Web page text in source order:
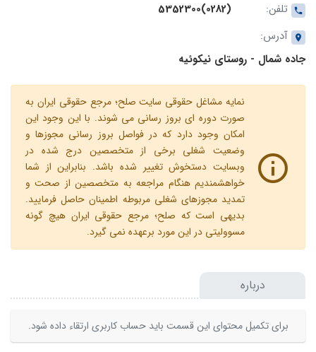
تلفن:
(0282)5352300
آدرس:
جاده شمال - روستای نیکوئیه
نمایه مشاغل حقوقی سایت صلح؛ مرجع حقوقی ایران به
صورت دوره ای بروز رسانی می شوند. با این وجود این
امکان وجود دارد که در فواصل بروز رسانی مجوزها و
وضعیت شغلی برخی از متخصصین درج شده در
وبسایت دستخوش تغییر شده باشد. بنابراین از شما
خواهشمندیم هنگام مراجعه به متخصصین از صحت و
تمدید مجوزهای شغلی مربوطه اطمینان حاصل فرمایید.
بدیهی است که صلح؛ مرجع حقوقی ایران هیچ گونه
مسوولیتی در این مورد برعهده نمی گیرد.
درباره
برای تکمیل محتوای این قسمت باید حساب کاربری ارتقاء داده شود.